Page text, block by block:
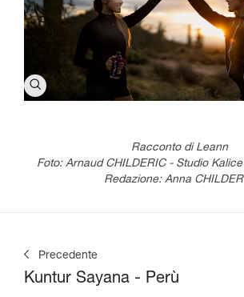
Racconto di Leann
Foto: Arnaud CHILDERIC - Studio
Redazione: Anna
Precedente
Kuntur Sayana - Perù